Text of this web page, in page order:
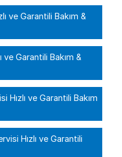
ve Garantili Bakım &
ve Garantili Bakım &
Hızlı ve Garantili Bakım
Hızlı ve Garantili